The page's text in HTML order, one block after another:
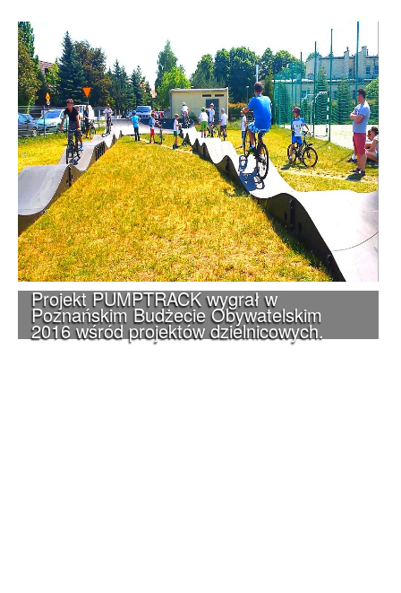
Projekt PUMPTRACK wygrał w
Poznańskim Budżecie Obywatelskim
2016 wśród projektów dzielnicowych.